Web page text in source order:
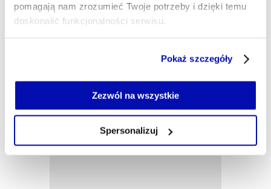
pomagają nam zrozumieć Twoje potrzeby i dzięki temu
doskonalić funkcjonalności serwisu.
Jeżeli nie wyrażasz zgody na zapisywanie plików cookie,
możesz łatwo zarządzać swoimi uprawnieniami, np. we
własnej przeglądarce internetowej lub po wybraniu opcji
Pokaż szczegóły
Zezwól na wszystkie
Spersonalizuj